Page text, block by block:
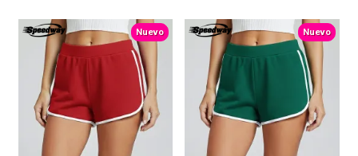
Nuevo
TEXTTRANSPARENTE Nuevo
TEXTTRANSPARENTE